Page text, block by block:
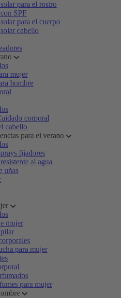
para el rostro
SPF
para el cuerpo
cabello
mujer
hombre
corporal
cabello
para el verano
fijadores
al agua
uñas
mujer
para mujer
para mujer